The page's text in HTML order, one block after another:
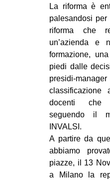
La riforma è
palesandosi
riforma che
un’azienda e
formazione,
piedi dalle
presidi-
docenti che
seguendo il
INVALSI.
A partire da
abbiamo
piazze, il 13
a Milano la